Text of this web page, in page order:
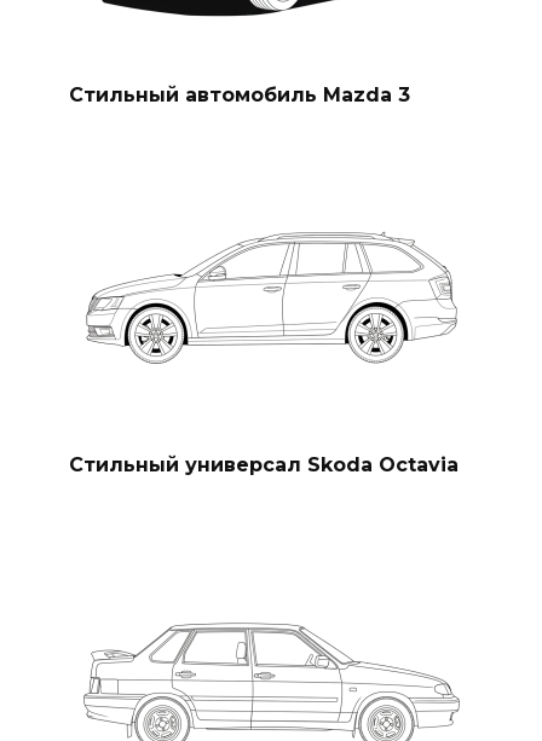
Стильный автомобиль Mazda 3
Стильный универсал Skoda Octavia